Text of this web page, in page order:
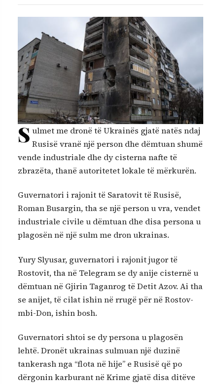
Sulmet me dronë të Ukrainës gjatë natës ndaj
Rusisë vranë një person dhe dëmtuan shumë
vende industriale dhe dy cisterna nafte të
zbrazëta, thanë autoritetet lokale të mërkurën.
Guvernatori i rajonit të Saratovit të Rusisë,
Roman Busargin, tha se një person u vra, vendet
industriale civile u dëmtuan dhe disa persona u
plagosën në një sulm me dron ukrainas.
Yury Slyusar, guvernatori i rajonit jugor të
Rostovit, tha në Telegram se dy anije cisternë u
dëmtuan në Gjirin Taganrog të Detit Azov. Ai tha
se anijet, të cilat ishin në rrugë për në Rostov-
mbi-Don, ishin bosh.
Guvernatori shtoi se dy persona u plagosën
lehtë. Dronët ukrainas sulmuan një duzinë
tankerash nga “flota në hije” e Rusisë që po
dërgonin karburant në Krime gjatë disa ditëve